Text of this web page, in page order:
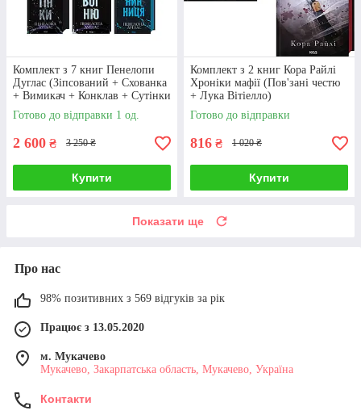
Комплект з 7 книг Пенелопи
Дуглас (Зіпсований + Схованка
+ Вимикач + Конклав + Сутінки
+ Іменинниця та ін.)
Готово до відправки 1 од.
2 600 ₴ 3 250 ₴
Купити
Комплект з 2 книг Кора Райлі
Хроніки мафії (Пов'зані честю
+ Лука Вітіелло)
Готово до відправки
816 ₴ 1 020 ₴
Купити
Показати ще
Про нас
98% позитивних з 569 відгуків за рік
Працює з 13.05.2020
м. Мукачево
Мукачево, Закарпатська область, Мукачево, Україна
Контакти